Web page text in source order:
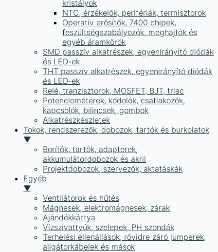
kristályok
NTC, érzékelők, perifériák, termisztorok
Operatív erősítők, 7400 chipek,
feszültségszabályozók, meghajtók és
egyéb áramkörök
SMD passzív alkatrészek, egyenirányító diódák
és LED-ek
THT passzív alkatrészek, egyenirányító diódák
és LED-ek
Relé, tranzisztorok, MOSFET, BJT, triac
Potenciométerek, kódolók, csatlakozók,
kapcsolók, bilincsek, gombok
Alkatrészkészletek
Tokok, rendszerezők, dobozok, tartók és burkolatok
▼
Borítók, tartók, adapterek,
akkumulátordobozok és akril
Projektdobozok, szervezők, aktatáskák
Egyéb
▼
Ventilátorok és hűtés
Mágnesek, elektromágnesek, zárak
Ajándékkártya
Vízszivattyúk, szelepek, PH szondák
Terhelési ellenállások, rövidre záró jumperek,
aligátorkábelek és mások